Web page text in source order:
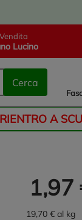
Lucino
Cerca
A
1,97
19,70 € al kg